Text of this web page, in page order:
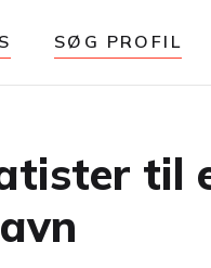
SØG PROFIL
til